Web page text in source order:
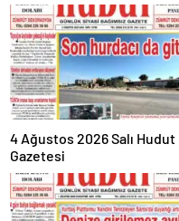
4 Ağustos 2026 Salı Hudut
Gazetesi